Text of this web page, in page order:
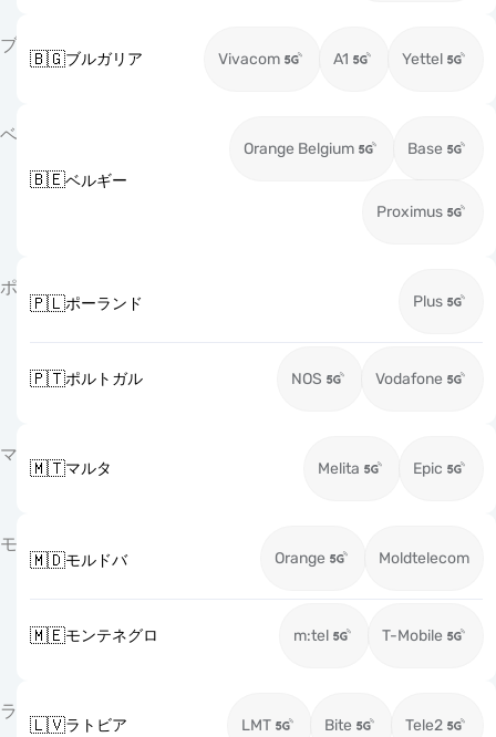
ブ
🇧🇬ブルガリア Vivacom A1 Yettel
ベ
🇧🇪ベルギー
Orange Belgium Base
Proximus
ポ
🇵🇱ポーランド Plus
🇵🇹ポルトガル NOS Vodafone
マ
🇲🇹マルタ Melita Epic
モ
🇲🇩モルドバ Orange Moldtelecom
🇲🇪モンテネグロ m:tel T-Mobile
ラ
🇱🇻ラトビア LMT Bite Tele2